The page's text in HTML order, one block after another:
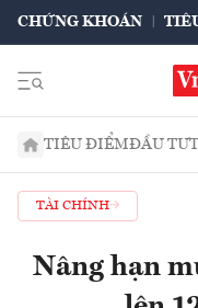
CHỨNG KHOÁN
TIÊU ĐIỂMĐẦU TƯ
TÀI CHÍNH
Nâng hạn